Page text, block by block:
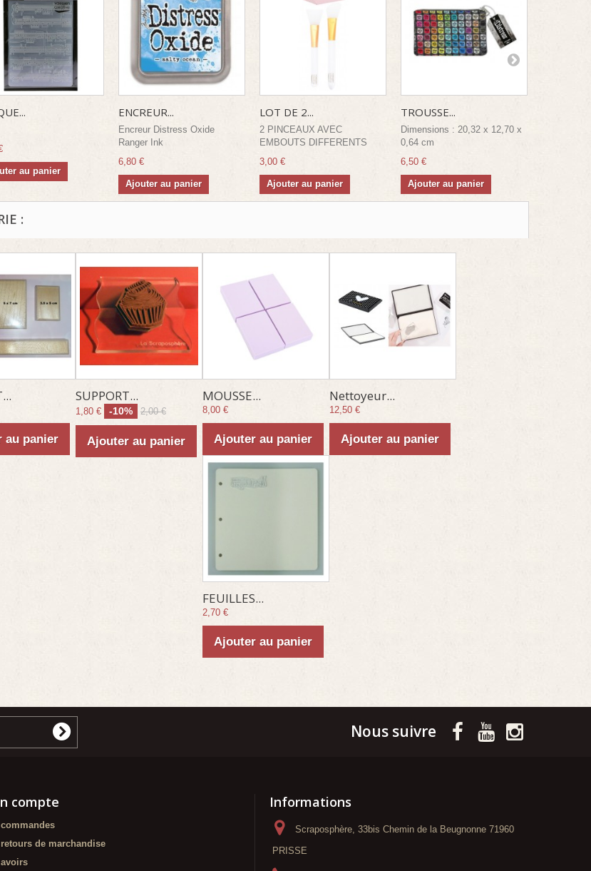
au panier
ENCREUR...
Encreur Distress Oxide
Ranger Ink
6,80 €
Ajouter au panier
LOT DE 2...
2 PINCEAUX AVEC
EMBOUTS DIFFERENTS
3,00 €
Ajouter au panier
TROUSSE...
Dimensions : 20,32 x 12,70 x
0,64 cm
6,50 €
Ajouter au panier
:
au panier
SUPPORT...
1,80 € -10% 2,00 €
Ajouter au panier
MOUSSE...
8,00 €
Ajouter au panier
Nettoyeur...
12,50 €
Ajouter au panier
FEUILLES...
2,70 €
Ajouter au panier
Nous suivre
compte
commandes
retours de marchandise
avoirs
Informations
Scraposphère, 33bis Chemin de la Beugnonne 71960
PRISSE